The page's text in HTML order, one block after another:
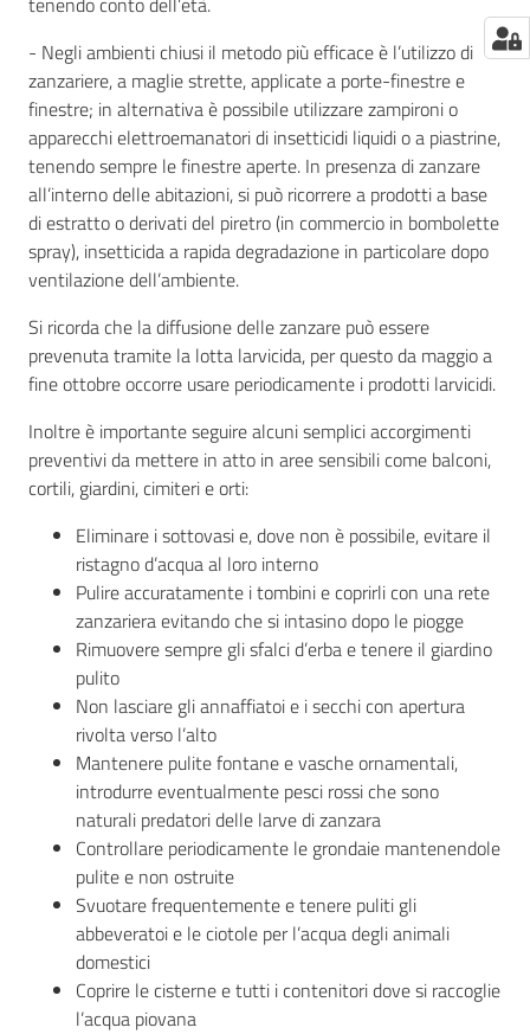
- Negli ambienti chiusi il metodo più efficace è l’utilizzo di
zanzariere, a maglie strette, applicate a porte-finestre e
finestre; in alternativa è possibile utilizzare zampironi o
apparecchi elettroemanatori di insetticidi liquidi o a piastrine,
tenendo sempre le finestre aperte. In presenza di zanzare
all’interno delle abitazioni, si può ricorrere a prodotti a base
di estratto o derivati del piretro (in commercio in bombolette
spray), insetticida a rapida degradazione in particolare dopo
ventilazione dell’ambiente.
Si ricorda che la diffusione delle zanzare può essere
prevenuta tramite la lotta larvicida, per questo da maggio a
fine ottobre occorre usare periodicamente i prodotti larvicidi.
Inoltre è importante seguire alcuni semplici accorgimenti
preventivi da mettere in atto in aree sensibili come balconi,
cortili, giardini, cimiteri e orti:
Eliminare i sottovasi e, dove non è possibile, evitare il
ristagno d’acqua al loro interno
Pulire accuratamente i tombini e coprirli con una rete
zanzariera evitando che si intasino dopo le piogge
Rimuovere sempre gli sfalci d’erba e tenere il giardino
pulito
Non lasciare gli annaffiatoi e i secchi con apertura
rivolta verso l’alto
Mantenere pulite fontane e vasche ornamentali,
introdurre eventualmente pesci rossi che sono
naturali predatori delle larve di zanzara
Controllare periodicamente le grondaie mantenendole
pulite e non ostruite
Svuotare frequentemente e tenere puliti gli
abbeveratoi e le ciotole per l’acqua degli animali
domestici
Coprire le cisterne e tutti i contenitori dove si raccoglie
l’acqua piovana